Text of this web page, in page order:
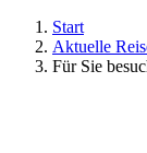
Start
Aktuelle
Für Sie